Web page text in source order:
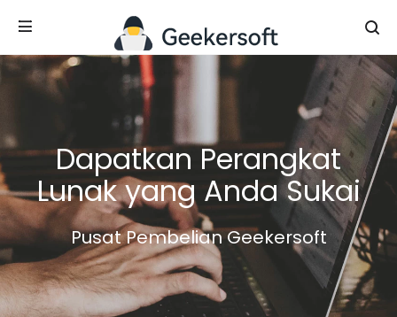
Dapatkan Perangkat
Lunak yang Anda Sukai
Pusat Pembelian Geekersoft